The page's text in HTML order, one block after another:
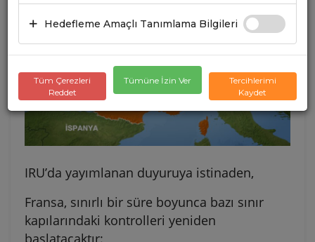
IRU’da yayımlanan duyuruya istinaden,
Fransa, sınırlı bir süre boyunca bazı sınır
kapılarındaki kontrolleri yeniden
başlatacaktır:
Hedefleme Amaçlı Tanımlama Bilgileri
Tüm Çerezleri
Reddet
Tümüne İzin Ver
Tercihlerimi
Kaydet